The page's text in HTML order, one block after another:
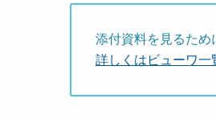
添付資料を見るため
詳しくはビューワ一